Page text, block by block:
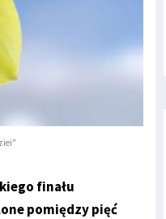
finału
pomiędzy pięć